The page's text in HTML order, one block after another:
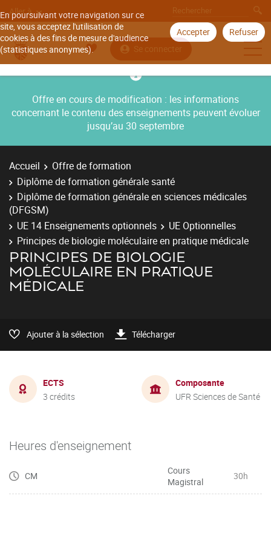
En poursuivant votre navigation sur ce
site, vous acceptez l'utilisation de
cookies à des fins de mesure d'audience
(statistiques anonymes).
Accepter Refuser
Aller à
Se connecter
Offre en cours de modification : les informations
concernant le contenu des enseignements peuvent évoluer
jusqu’au 30 septembre
Accueil
Offre de formation
Diplôme de formation générale santé
Diplôme de formation générale en sciences médicales
(DFGSM)
UE 14 Enseignements optionnels
UE Optionnelles
Principes de biologie moléculaire en pratique médicale
PRINCIPES DE BIOLOGIE
MOLÉCULAIRE EN PRATIQUE
MÉDICALE
Ajouter à la sélection Télécharger
ECTS
3 crédits
Composante
UFR Sciences de Santé
Heures d'enseignement
CM
Cours
Magistral
30h